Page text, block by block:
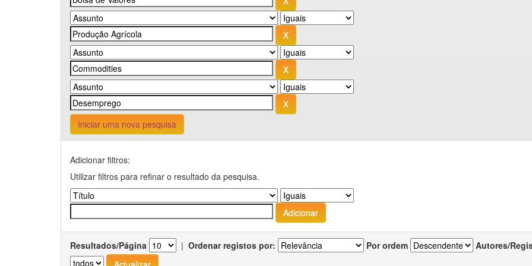
Iniciar uma nova pesquisa
Adicionar filtros:
Utilizar filtros para refinar o resultado da pesquisa.
Resultados/Página | Ordenar registos por: Por ordem Autores/